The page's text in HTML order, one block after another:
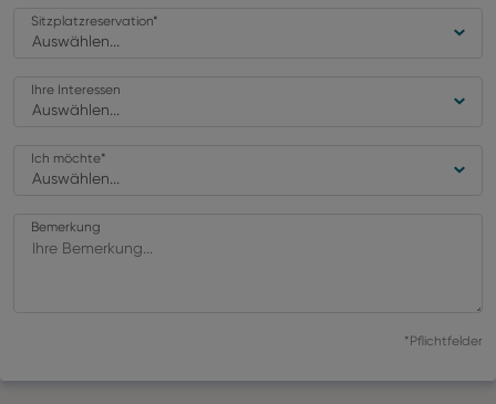
Auswählen...
Sitzplatzreservation*
Auswählen...
Ihre Interessen
Auswählen...
Ich möchte*
Bemerkung
*Pflichtfelder